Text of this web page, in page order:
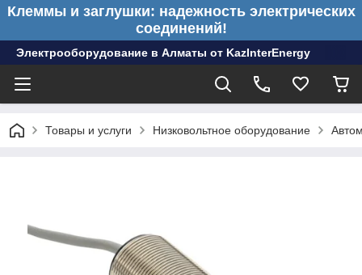
Клеммы и заглушки: надежность электрических
соединений!
Электрооборудование в Алматы от KazInterEnergy
Товары и услуги Низковольтное оборудование